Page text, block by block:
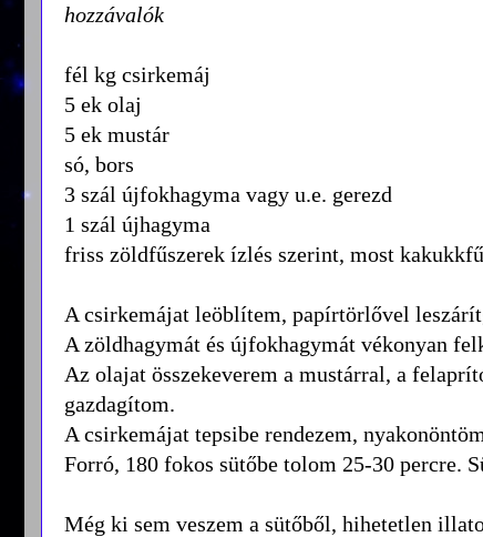
hozzávalók
fél kg csirkemáj
5 ek olaj
5 ek mustár
só, bors
3 szál újfokhagyma vagy u.e. gerezd
1 szál újhagyma
friss zöldfűszerek ízlés szerint, most
A csirkemájat leöblítem, papírtörlővel
A zöldhagymát és újfokhagymát vékonyan
Az olajat összekeverem a mustárral, a
gazdagítom.
A csirkemájat tepsibe rendezem,
Forró, 180 fokos sütőbe tolom 25-30 percre.
Még ki sem veszem a sütőből, hihetetlen